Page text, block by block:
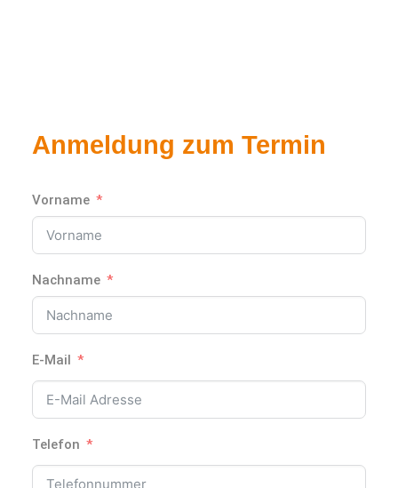
Anmeldung zum Termin
Vorname
Nachname
E-Mail
Telefon